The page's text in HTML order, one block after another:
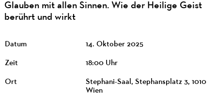
Glauben mit allen Sinnen. Wie der Heilige Geist
berührt und wirkt
Datum 14. Oktober 2025
Zeit 18:00 Uhr
Ort
Stephani-Saal, Stephansplatz 3, 1010
Wien